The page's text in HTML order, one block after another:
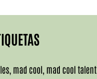
, mad cool mad cool talent